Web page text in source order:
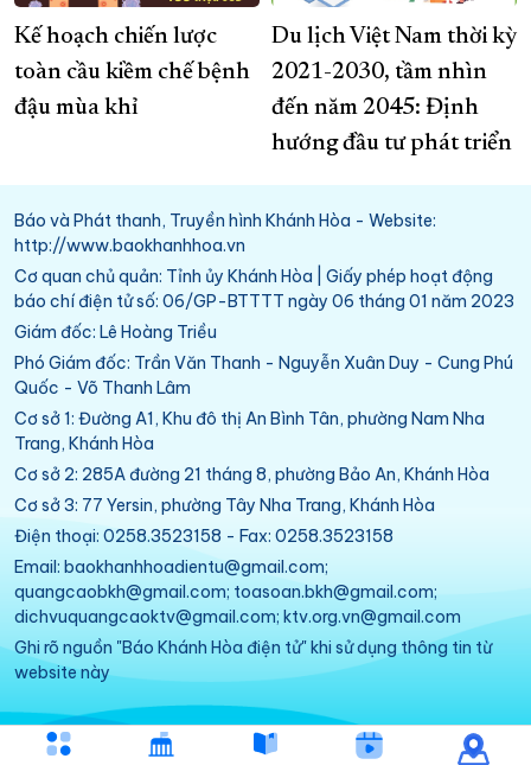
Kế hoạch chiến lược
toàn cầu kiềm chế bệnh
đậu mùa khỉ
Du lịch Việt Nam thời kỳ
2021-2030, tầm nhìn
đến năm 2045: Định
hướng đầu tư phát triển
Báo và Phát thanh, Truyền hình Khánh Hòa - Website:
http://www.baokhanhhoa.vn
Cơ quan chủ quản: Tỉnh ủy Khánh Hòa | Giấy phép hoạt động
báo chí điện tử số: 06/GP-BTTTT ngày 06 tháng 01 năm 2023
Giám đốc: Lê Hoàng Triều
Phó Giám đốc: Trần Văn Thanh - Nguyễn Xuân Duy - Cung Phú
Quốc - Võ Thanh Lâm
Cơ sở 1: Đường A1, Khu đô thị An Bình Tân, phường Nam Nha
Trang, Khánh Hòa
Cơ sở 2: 285A đường 21 tháng 8, phường Bảo An, Khánh Hòa
Cơ sở 3: 77 Yersin, phường Tây Nha Trang, Khánh Hòa
Điện thoại: 0258.3523158 - Fax: 0258.3523158
Email: baokhanhhoadientu@gmail.com;
quangcaobkh@gmail.com; toasoan.bkh@gmail.com;
dichvuquangcaoktv@gmail.com; ktv.org.vn@gmail.com
Ghi rõ nguồn "Báo Khánh Hòa điện tử" khi sử dụng thông tin từ
website này